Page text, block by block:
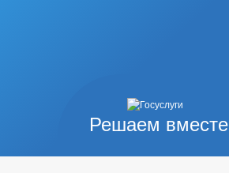
Решаем вместе